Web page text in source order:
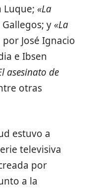
Luque; «La
y «La
por José Ignacio
e Ibsen
asesinato de
otras
estuvo a
televisiva
por
a la